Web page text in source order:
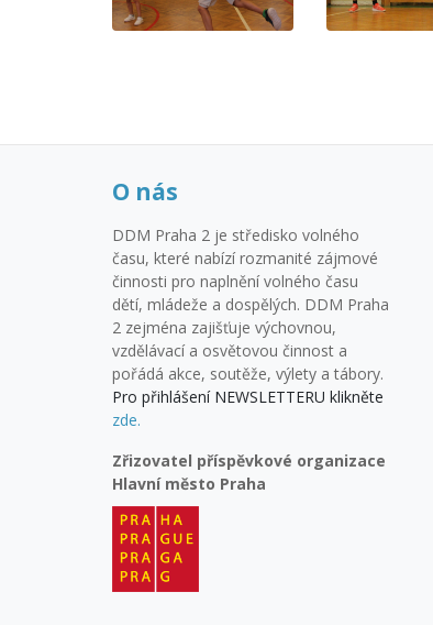
O nás
DDM Praha 2 je středisko volného
času, které nabízí rozmanité zájmové
činnosti pro naplnění volného času
dětí, mládeže a dospělých. DDM Praha
2 zejména zajišťuje výchovnou,
vzdělávací a osvětovou činnost a
pořádá akce, soutěže, výlety a tábory.
Pro přihlášení NEWSLETTERU klikněte
zde.
Zřizovatel příspěvkové organizace
Hlavní město Praha